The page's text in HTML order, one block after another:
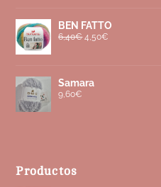
BEN FATTO
6,40€ 4,50€
Samara
9,60€
Productos